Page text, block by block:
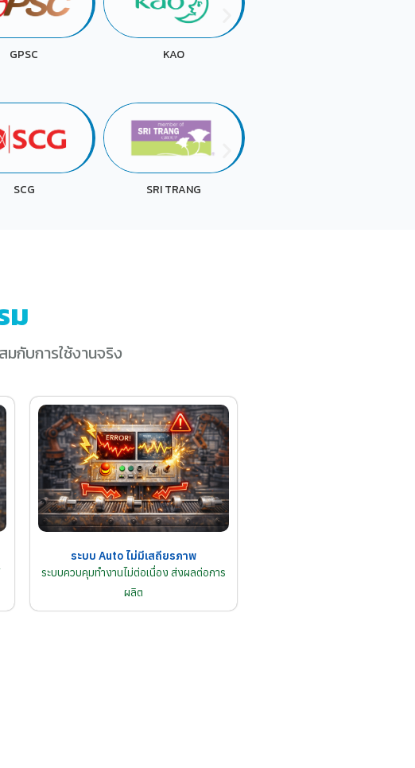
KAO KOKUYO
SRI TRANG UACJ
ม
มกับการใช้งานจริง
ระบบ Auto ไม่มีเสถียรภาพ
ระบบควบคุมทำงานไม่ต่อเนื่อง ส่งผลต่อการ
ผลิต